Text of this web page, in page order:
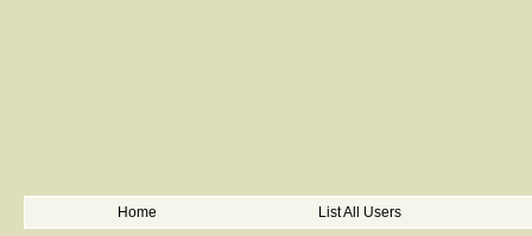
Home List All Users